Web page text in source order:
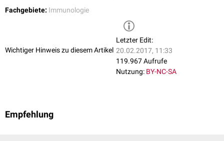
Fachgebiete: Immunologie
Wichtiger Hinweis zu diesem Artikel
Letzter Edit:
20.02.2017, 11:33
119.967 Aufrufe
Nutzung: BY-NC-SA
Empfehlung